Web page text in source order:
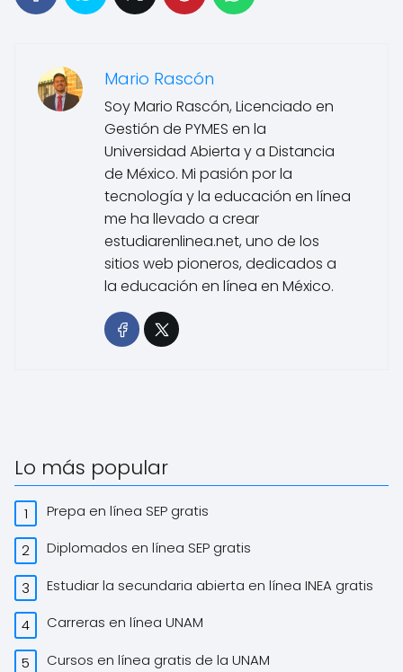
Mario Rascón
Soy Mario Rascón, Licenciado en
Gestión de PYMES en la
Universidad Abierta y a Distancia
de México. Mi pasión por la
tecnología y la educación en línea
me ha llevado a crear
estudiarenlinea.net, uno de los
sitios web pioneros, dedicados a
la educación en línea en México.
Lo más popular
Prepa en línea SEP gratis
Diplomados en línea SEP gratis
Estudiar la secundaria abierta en línea INEA gratis
Carreras en línea UNAM
Cursos en línea gratis de la UNAM